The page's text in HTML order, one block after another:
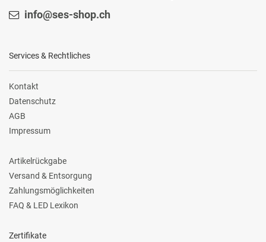
info@ses-shop.ch
Services & Rechtliches
Kontakt
Datenschutz
AGB
Impressum
Artikelrückgabe
Versand & Entsorgung
Zahlungsmöglichkeiten
FAQ & LED Lexikon
Zertifikate